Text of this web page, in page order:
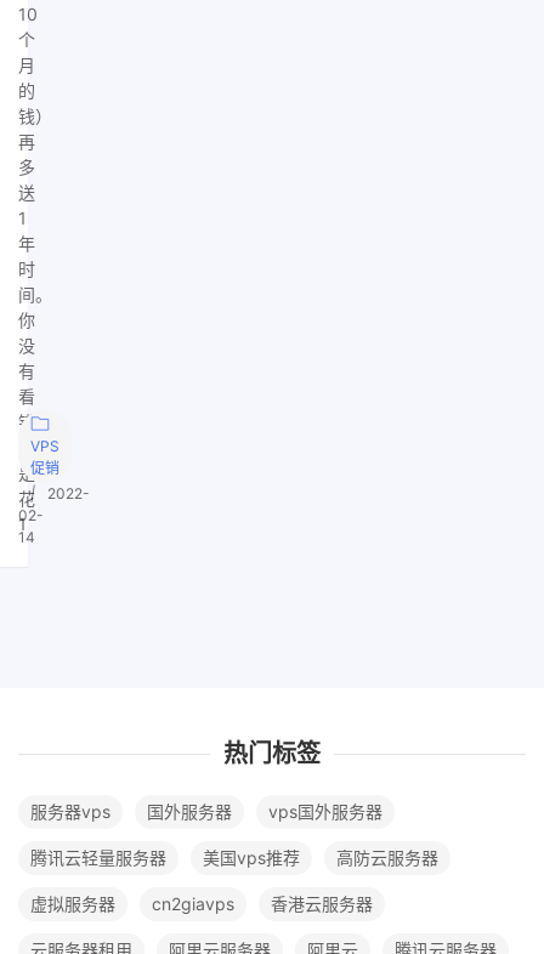
10
个
月
的
钱）
再
多
送
1
年
时
间。
你
没
有
看
错，
就
是
花
1
VPS
促销
|
2022-
02-
14
热门标签
服务器vps 国外服务器 vps国外服务器
腾讯云轻量服务器 美国vps推荐 高防云服务器
虚拟服务器 cn2giavps 香港云服务器